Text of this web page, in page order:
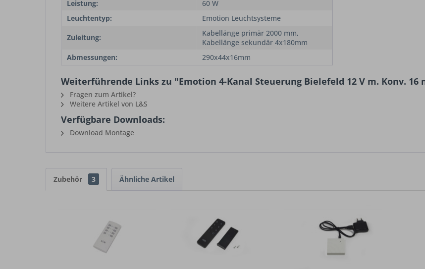
Leistung:
60 W
Leuchtentyp:
Emotion Leuchtsysteme
Zuleitung:
Kabellänge primär 2000 mm,
Kabellänge sekundär 4x180mm
Abmessungen:
290x44x16mm
Weiterführende Links zu "Emotion 4-Kanal Steuerung Bielefeld 12 V m. Konv. 16
Fragen zum Artikel?
Weitere Artikel von L&S
Verfügbare Downloads:
Download Montage
Zubehör 3 Ähnliche Artikel